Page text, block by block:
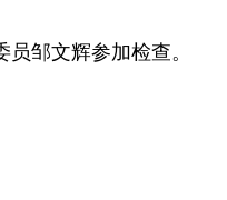
邹文辉参加检查。